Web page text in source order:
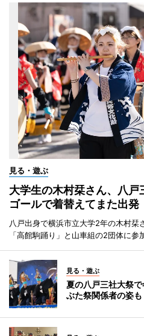
見る・遊ぶ
大学生の木村栞さん、八
ゴールで着替えてまた出発
八戸出身で横浜市立大学2年の木村栞
「高館駒踊り」と山車組の2団体に参
見る・遊ぶ
夏の八戸三社大祭
ぶた祭関係者の姿も